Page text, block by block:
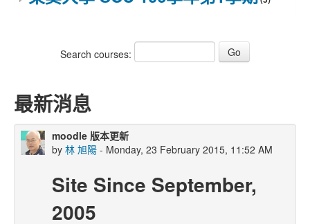
Search courses:
最新消息
moodle 版本更新
by 林 旭陽 - Monday, 23 February 2015, 11:52 AM
Site Since September,
2005